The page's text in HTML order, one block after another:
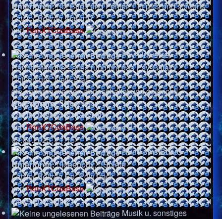
Unterforen:
et Bugs und Fehler, et pics und screens
Letzter BeitragWarum?
vonRonXTCdaBass
Neuester
Beitrag
12.01.2025, 04:55
Psy-Universe
Hauptkategorie - alles rund um das Psy-Galaxy
Universum "New-Star"
die anderen werden abgeschaltet und gelöscht!
Unterforum:
New-Star
Letzter Beitrag2D Galaxie
vonRonXTCdaBass
Neuester
Beitrag
09.04.2025, 21:15
Rund ums Board
Unterforen:
Ideenbox, Spiele
Letzter BeitragRe: PolyTrack
vonRonXTCdaBass
Neuester
Beitrag
24.09.2025, 00:27
Musik u. sonstiges